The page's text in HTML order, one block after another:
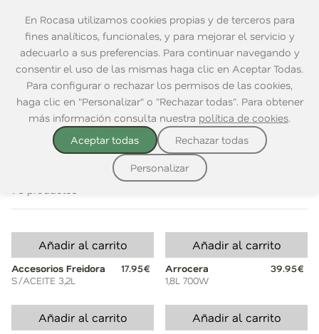
En Rocasa utilizamos cookies propias y de terceros para
fines analíticos, funcionales, y para mejorar el servicio y
adecuarlo a sus preferencias. Para continuar navegando y
consentir el uso de las mismas haga clic en Aceptar Todas.
Para configurar o rechazar los permisos de las cookies,
haga clic en "Personalizar" o "Rechazar todas". Para obtener
más información consulta nuestra política de cookies.
Aceptar todas
Rechazar todas
Personalizar
Home Electrodomésticos Cocina
VER TODO COCINA HOGAR ASEO PERSONAL
Ordenar por:
96 productos
Añadir al carrito
Accesorios Freidora
17.95€
S/ACEITE 3,2L
Añadir al carrito
Arrocera
39.95€
1,8L 700W
Añadir al carrito Añadir al carrito